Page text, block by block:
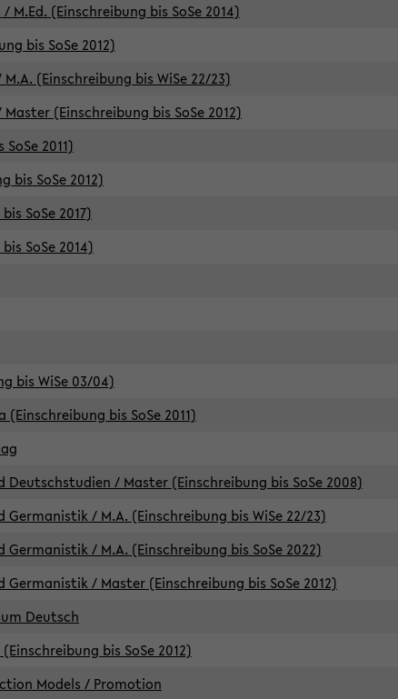
(Einschreibung bis SoSe 2014)
bis SoSe 2012)
(Einschreibung bis WiSe 22/23)
(Einschreibung bis SoSe 2012)
2011)
bis SoSe 2012)
SoSe 2017)
SoSe 2014)
bis WiSe 03/04)
bis SoSe 2011)
Deutschstudien / Master (Einschreibung bis SoSe 2008)
/ M.A. (Einschreibung bis WiSe 22/23)
/ M.A. (Einschreibung bis SoSe 2022)
/ Master (Einschreibung bis SoSe 2012)
Deutsch
bis SoSe 2012)
Models / Promotion